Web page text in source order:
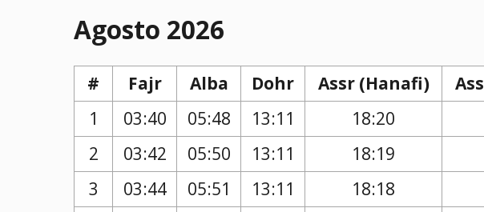
Agosto 2026
# Fajr Alba Dohr Assr (Hanafi)
1
03:40 05:48 13:11 18:20
2
03:42 05:50 13:11 18:19
3
03:44 05:51 13:11 18:18